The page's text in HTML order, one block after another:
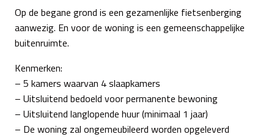
Op de begane grond is een gezamenlijke fietsenberging
aanwezig. En voor de woning is een gemeenschappelijke
buitenruimte.
Kenmerken:
– 5 kamers waarvan 4 slaapkamers
– Uitsluitend bedoeld voor permanente bewoning
– Uitsluitend langlopende huur (minimaal 1 jaar)
– De woning zal ongemeubileerd worden opgeleverd